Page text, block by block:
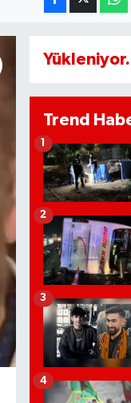
Trend
1
2
3
4